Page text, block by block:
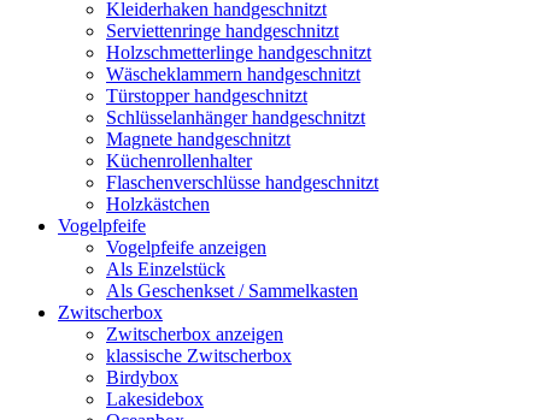
Kleiderhaken handgeschnitzt
Serviettenringe handgeschnitzt
Holzschmetterlinge handgeschnitzt
Wäscheklammern handgeschnitzt
Türstopper handgeschnitzt
Schlüsselanhänger handgeschnitzt
Magnete handgeschnitzt
Küchenrollenhalter
Flaschenverschlüsse handgeschnitzt
Holzkästchen
Vogelpfeife
Vogelpfeife anzeigen
Als Einzelstück
Als Geschenkset / Sammelkasten
Zwitscherbox
Zwitscherbox anzeigen
klassische Zwitscherbox
Birdybox
Lakesidebox